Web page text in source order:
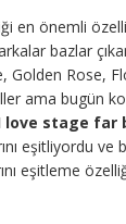
önemli
bazlar
Golden Rose,
ama bugün
love stage far
eşitliyordu
eşitleme